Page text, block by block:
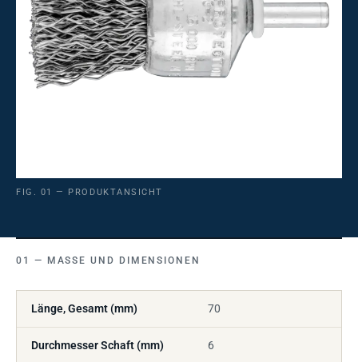
FIG. 01 — PRODUKTANSICHT
MASSE UND DIMENSIONEN
Länge, Gesamt (mm) 70
Durchmesser Schaft (mm) 6